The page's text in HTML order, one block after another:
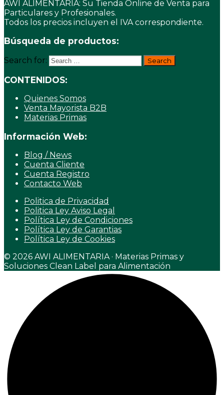
AWI ALIMENTARIA: Su Tienda Online de Venta para
Particulares y Profesionales.
Todos los precios incluyen el IVA correspondiente.
Búsqueda de productos:
Search for:
CONTENIDOS:
Quienes Somos
Venta Mayorista B2B
Materias Primas
Información Web:
Blog / News
Cuenta Cliente
Cuenta Registro
Contacto Web
Politica de Privacidad
Politica Ley Aviso Legal
Política Ley de Condiciones
Política Ley de Garantias
Política Ley de Cookies
© 2026 AWI ALIMENTARIA · Materias Primas y
Soluciones Clean Label para Alimentación